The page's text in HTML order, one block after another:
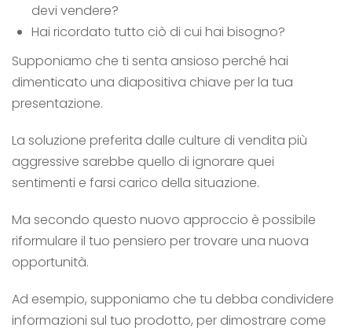
devi vendere?
Hai ricordato tutto ciò di cui hai bisogno?
Supponiamo che ti senta ansioso perché hai
dimenticato una diapositiva chiave per la tua
presentazione.
La soluzione preferita dalle culture di vendita più
aggressive sarebbe quello di ignorare quei
sentimenti e farsi carico della situazione.
Ma secondo questo nuovo approccio è possibile
riformulare il tuo pensiero per trovare una nuova
opportunità.
Ad esempio, supponiamo che tu debba condividere
informazioni sul tuo prodotto, per dimostrare come